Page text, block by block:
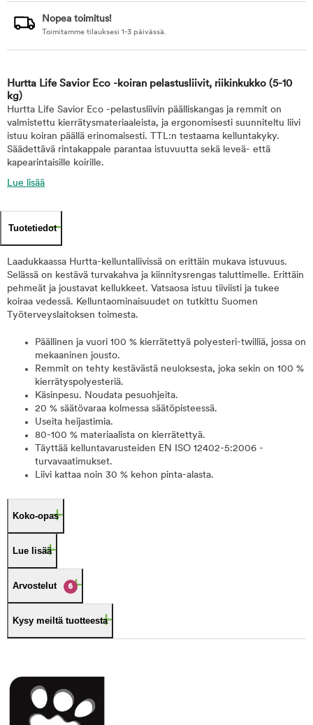
Nopea toimitus!
Toimitamme tilauksesi 1-3 päivässä.
Hurtta Life Savior Eco -koiran pelastusliivit, riikinkukko (5-10
kg)
Hurtta Life Savior Eco -pelastusliivin päälliskangas ja remmit on
valmistettu kierrätysmateriaaleista, ja ergonomisesti suunniteltu liivi
istuu koiran päällä erinomaisesti. TTL:n testaama kelluntakyky.
Säädettävä rintakappale parantaa istuvuutta sekä leveä- että
kapearintaisille koirille.
Lue lisää
Tuotetiedot
Laadukkaassa Hurtta-kelluntaliivissä on erittäin mukava istuvuus.
Selässä on kestävä turvakahva ja kiinnitysrengas taluttimelle. Erittäin
pehmeät ja joustavat kellukkeet. Vatsaosa istuu tiiviisti ja tukee
koiraa vedessä. Kelluntaominaisuudet on tutkittu Suomen
Työterveyslaitoksen toimesta.
Päällinen ja vuori 100 % kierrätettyä polyesteri-twilliä, jossa on
mekaaninen jousto.
Remmit on tehty kestävästä neuloksesta, joka sekin on 100 %
kierrätyspolyesteriä.
Käsinpesu. Noudata pesuohjeita.
20 % säätövaraa kolmessa säätöpisteessä.
Useita heijastimia.
80-100 % materiaalista on kierrätettyä.
Täyttää kelluntavarusteiden EN ISO 12402-5:2006 -
turvavaatimukset.
Liivi kattaa noin 30 % kehon pinta-alasta.
Koko-opas
Lue lisää
Arvostelut 6
Kysy meiltä tuotteesta